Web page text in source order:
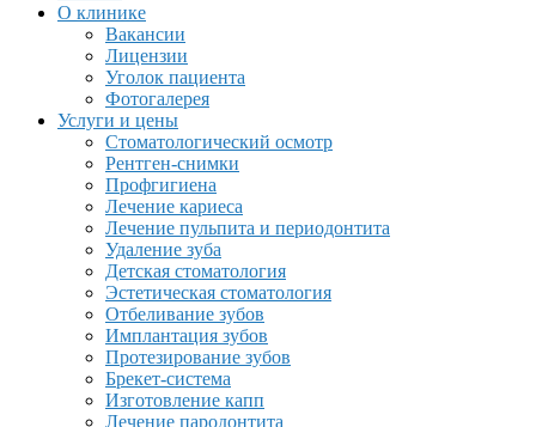
О клинике
Вакансии
Лицензии
Уголок пациента
Фотогалерея
Услуги и цены
Стоматологический осмотр
Рентген-снимки
Профгигиена
Лечение кариеса
Лечение пульпита и периодонтита
Удаление зуба
Детская стоматология
Эстетическая стоматология
Отбеливание зубов
Имплантация зубов
Протезирование зубов
Брекет-система
Изготовление капп
Лечение пародонтита